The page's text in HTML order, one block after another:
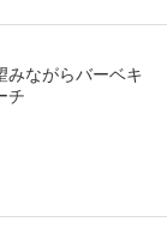
みながらバーベキ
チ